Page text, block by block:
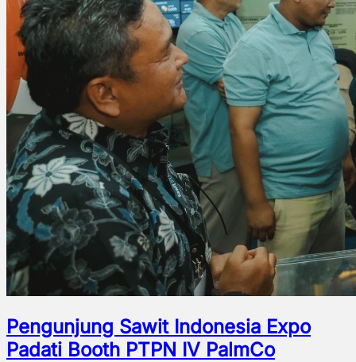
Pengunjung Sawit Indonesia Expo
Padati Booth PTPN IV PalmCo